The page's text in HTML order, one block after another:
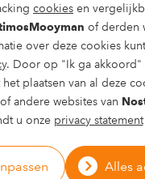
cookies en
of derden
over deze cookies
. Door op "Ik ga akkoord"
plaatsen van al deze
andere websites van
u onze privacy statement
Alles
als
van
doorgaans
en zij zich ook